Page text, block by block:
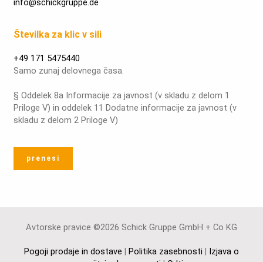
info@schickgruppe.de
Številka za klic v sili
+49 171 5475440
Samo zunaj delovnega časa.
§ Oddelek 8a Informacije za javnost (v skladu z delom 1
Priloge V) in oddelek 11 Dodatne informacije za javnost (v
skladu z delom 2 Priloge V)
prenesi
Avtorske pravice ©2026 Schick Gruppe GmbH + Co KG
Pogoji prodaje in dostave | Politika zasebnosti | Izjava o